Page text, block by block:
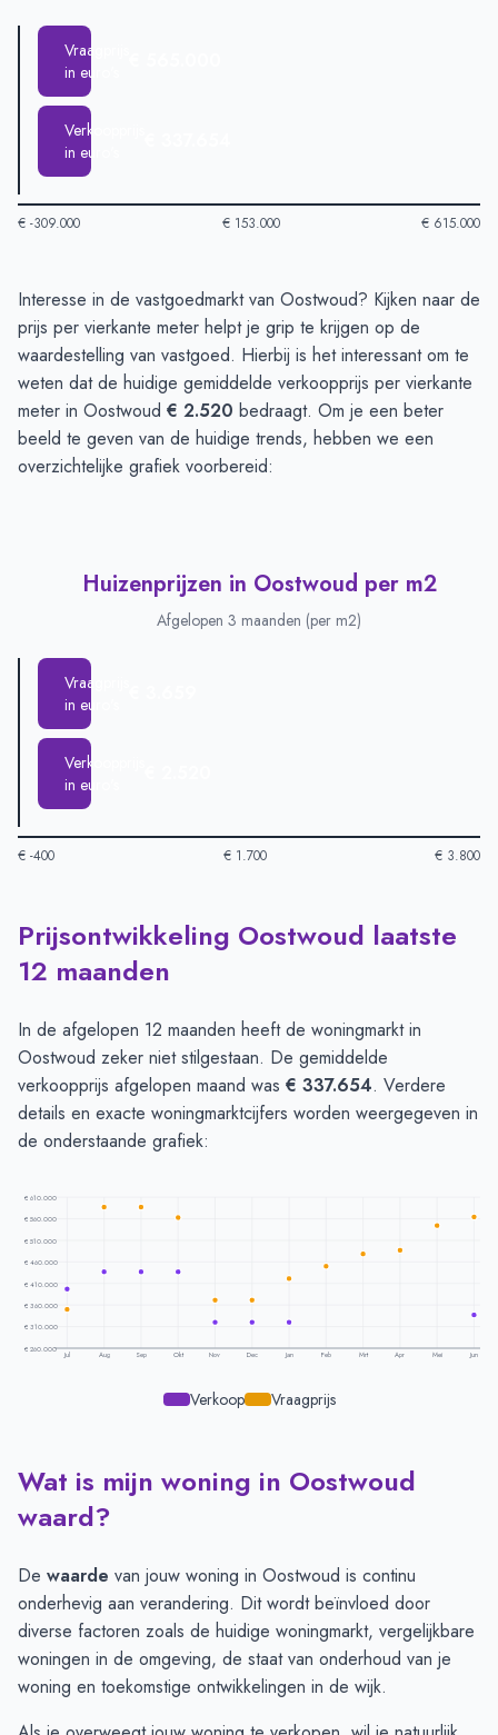
Vraagprijs
in euro's
Verkoopprijs
in euro's
€ -309.000 € 153.000 € 615.000
Huizenprijzen in Oostwoud-Afgelopen 3 maanden
Type
Bedrag
Vraagprijs in euro's
€ 565.000
Verkoopprijs in euro's
€ 337.654
Interesse in de vastgoedmarkt van Oostwoud? Kijken naar de
prijs per vierkante meter helpt je grip te krijgen op de
waardestelling van vastgoed. Hierbij is het interessant om te
weten dat de huidige gemiddelde verkoopprijs per vierkante
meter in Oostwoud € 2.520 bedraagt. Om je een beter
beeld te geven van de huidige trends, hebben we een
overzichtelijke grafiek voorbereid:
Huizenprijzen in Oostwoud per m2
Afgelopen 3 maanden (per m2)
Vraagprijs
in euro's
Verkoopprijs
in euro's
€ -400 € 1.700 € 3.800
Huizenprijzen in Oostwoud per m2-Afgelopen 3 maanden
Type
Vraagprijs in euro's
Verkoopprijs in euro's
€ 2.520
Prijsontwikkeling Oostwoud laatste
12 maanden
In de afgelopen 12 maanden heeft de woningmarkt in
Oostwoud zeker niet stilgestaan. De gemiddelde
verkoopprijs afgelopen maand was € 337.654. Verdere
details en exacte woningmarktcijfers worden weergegeven in
de onderstaande grafiek:
€ 610.000
€ 560.000
€ 510.000
€ 460.000
€ 410.000
€ 360.000
€ 310.000
€ 260.000
Jul Aug Sep Okt Nov Dec Jan Feb Mrt Apr Mei Jun
Verkoop Vraagprijs
Prijsontwikkeling per maand -Oostwoud
Maand
Vraagprijs
Verkoopprijs
Juli
September
€ 587.500
€ 436.635
Oktober
€ 562.500
€ 436.635
November
€ 371.666
€ 320.000
December
€ 371.666
€ 320.000
Januari
€ 421.666
€ 320.000
Wat is mijn woning in Oostwoud
waard?
De waarde van jouw woning in Oostwoud is continu
onderhevig aan verandering. Dit wordt beïnvloed door
diverse factoren zoals de huidige woningmarkt, vergelijkbare
woningen in de omgeving, de staat van onderhoud van je
woning en toekomstige ontwikkelingen in de wijk.